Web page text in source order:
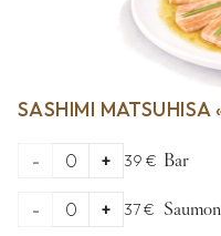
SASHIMI MATSUHISA
- 0 + 39 € Bar
- 0 + 37 € Saumon